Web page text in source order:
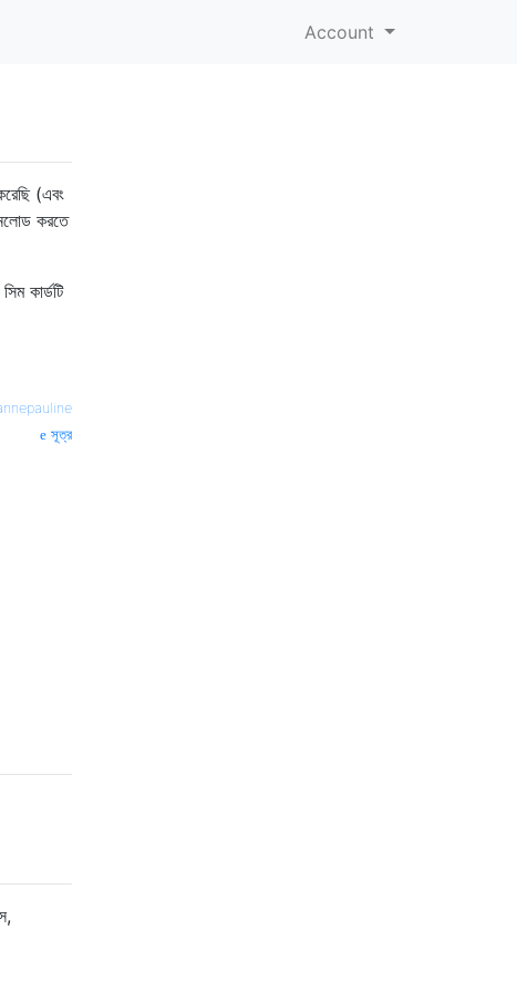
Account
(এবং
করতে
কার্ডটি
সূত্র